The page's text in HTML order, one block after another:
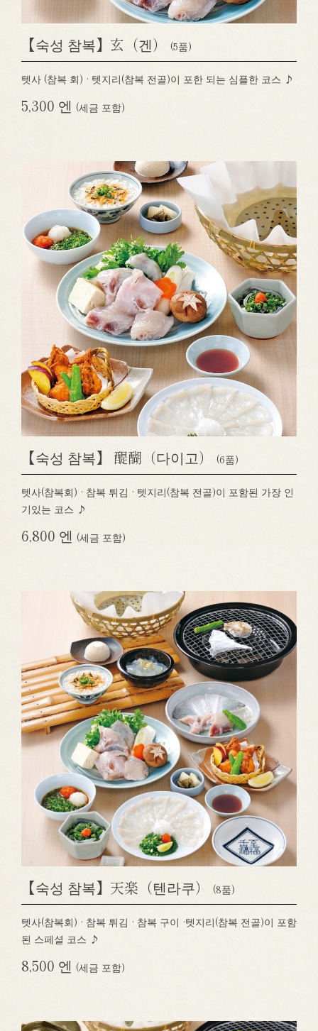
【숙성 참복】玄（겐） (5품)
텟사 (참복 회) · 텟지리(참복 전골)이 포한 되는 심플한 코스 ♪
5,300 엔 (세금 포함)
【숙성 참복】 醍醐（다이고） (6품)
텟사(참복회) · 참복 튀김 · 텟지리(참복 전골)이 포함된 가장 인
기있는 코스 ♪
6,800 엔 (세금 포함)
【숙성 참복】天楽（텐라쿠） (8품)
텟사(참복회) · 참복 튀김 · 참복 구이 ·텟지리(참복 전골)이 포함
된 스페셜 코스 ♪
8,500 엔 (세금 포함)